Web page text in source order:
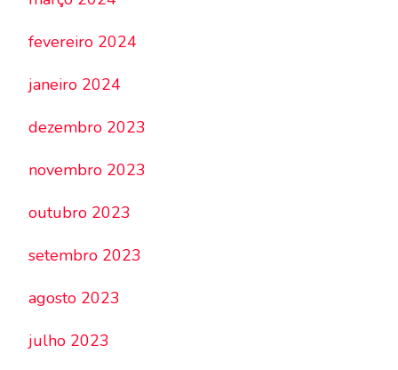
fevereiro 2024
janeiro 2024
dezembro 2023
novembro 2023
outubro 2023
setembro 2023
agosto 2023
julho 2023